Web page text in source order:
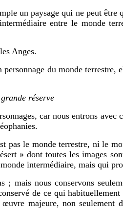
un paysage qui ne peut
entre le monde
Anges.
personnage du monde
réserve
car nous entrons avec
le monde terrestre, ni le
» dont toutes les images
intermédiaire, mais qui
; mais nous conservons
de ce qui
majeure, non seulement